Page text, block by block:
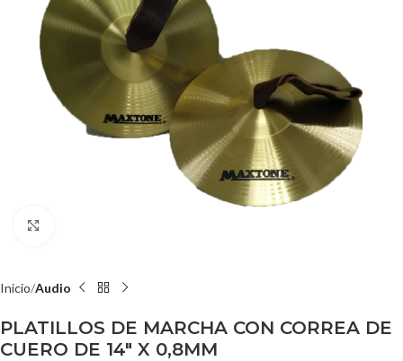
Inicio Audio
PLATILLOS DE MARCHA CON CORREA DE
CUERO DE 14″ X 0,8MM